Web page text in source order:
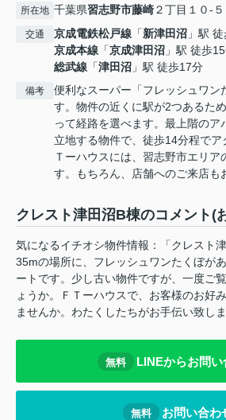
所在地 千葉県習志野市藤崎２丁目１０-５
交通 京成電鉄松戸線 「新津田沼 」駅
京成本線 「京成津田沼 」駅 徒歩
総武線 「津田沼 」駅 徒歩17分
備考
便利なスーパー「フレッシュワン
す。物件の近くに駅が2つあるた
って経路を選べます。最上階のア
立地する物件で、徒歩14分程でア
Ｔーハウスには、習志野市エリア
す。もちろん、店舗へのご来店も
クレスト津田沼B棟のコメント(
気になるイチオシ物件情報：「クレスト
35mの場所に、フレッシュワンたくぼが
ートです。少し古い物件ですが、一度ご
ょうか。ＦＴーハウスで、お客様のお好
ませんか。わたくしたちがお手伝い致しま
無料 LINEからお問い
無料 お問い合わ